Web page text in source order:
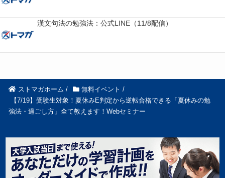
漢文句法の勉強法：公式LINE（11/8配信）
ストマガホーム / 無料イベント /
【7/19】受験生対象！夏休みE判定から逆転合格できる「夏休みの勉
強法・過ごし方」全て教えます！Webセミナー